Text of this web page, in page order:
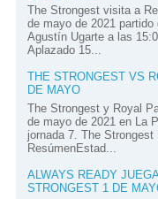
The Strongest visita a
de mayo de 2021
Agustín Ugarte a las
Aplazado 15...
THE STRONGEST VS
DE MAYO
The Strongest y Royal
de mayo de 2021 en La
jornada 7. The Strongest
ResúmenEstad...
ALWAYS READY
STRONGEST 1 DE